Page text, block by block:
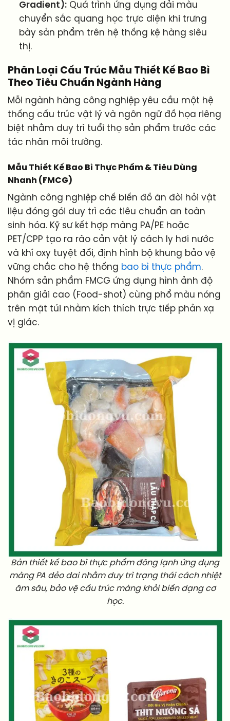
Gradient): Quá trình ứng dụng dải màu
chuyển sắc quang học trực diện khi trưng
bày sản phẩm trên hệ thống kệ hàng siêu
thị.
Phân Loại Cấu Trúc Mẫu Thiết Kế Bao Bì
Theo Tiêu Chuẩn Ngành Hàng
Mỗi ngành hàng công nghiệp yêu cầu một hệ
thống cấu trúc vật lý và ngôn ngữ đồ họa riêng
biệt nhằm duy trì tuổi thọ sản phẩm trước các
tác nhân môi trường.
Mẫu Thiết Kế Bao Bì Thực Phẩm & Tiêu Dùng
Nhanh (FMCG)
Ngành công nghiệp chế biến đồ ăn đòi hỏi vật
liệu đóng gói duy trì các tiêu chuẩn an toàn
sinh hóa. Kỹ sư kết hợp màng PA/PE hoặc
PET/CPP tạo ra rào cản vật lý cách ly hơi nước
và khí oxy tuyệt đối, định hình bộ khung bảo vệ
vững chắc cho hệ thống bao bì thực phẩm.
Nhóm sản phẩm FMCG ứng dụng hình ảnh độ
phân giải cao (Food-shot) cùng phổ màu nóng
trên mặt túi nhằm kích thích trực tiếp phản xạ
vị giác.
Bản thiết kế bao bì thực phẩm đông lạnh ứng dụng
màng PA dẻo dai nhằm duy trì trạng thái cách nhiệt
âm sâu, bảo vệ cấu trúc màng khỏi biến dạng cơ
học.